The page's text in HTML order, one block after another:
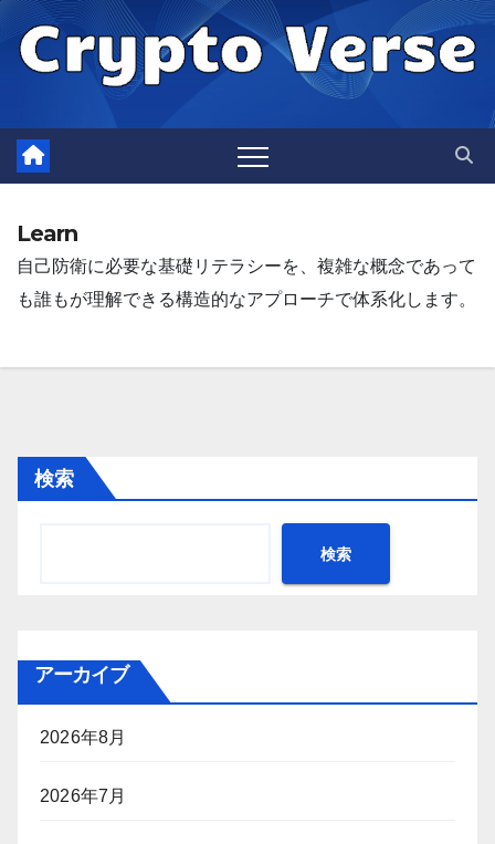
Skip
Learn
自己防衛に必要な基礎リテラシーを、複雑な概念であって
も誰もが理解できる構造的なアプローチで体系化します。
検索
検索
アーカイブ
2026年8月
2026年7月